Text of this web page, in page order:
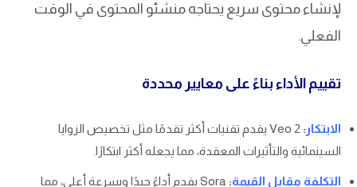
لإنشاء محتوى سريع يحتاجه منشئو المحتوى في الوقت
الفعلي.
تقييم الأداء بناءً على معايير محددة
الابتكار :
Veo 2 يقدم تقنيات أكثر تقدمًا مثل تخصيص الزوايا
السينمائية والتأثيرات المعقدة، مما يجعله أكثر ابتكارًا.
التكلفة مقابل القيمة:
Sora يقدم أداءً جيدًا وبسرعة أعلى، مما